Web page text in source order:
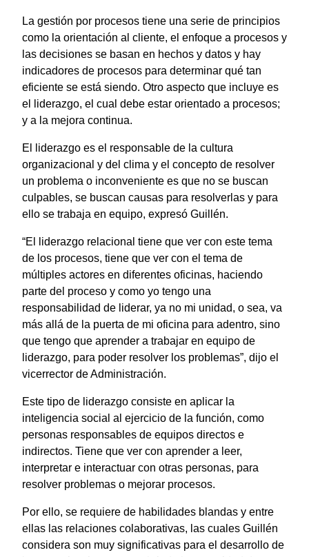
La gestión por procesos tiene una serie de principios
como la orientación al cliente, el enfoque a procesos y
las decisiones se basan en hechos y datos y hay
indicadores de procesos para determinar qué tan
eficiente se está siendo. Otro aspecto que incluye es
el liderazgo, el cual debe estar orientado a procesos;
y a la mejora continua.
El liderazgo es el responsable de la cultura
organizacional y del clima y el concepto de resolver
un problema o inconveniente es que no se buscan
culpables, se buscan causas para resolverlas y para
ello se trabaja en equipo, expresó Guillén.
“El liderazgo relacional tiene que ver con este tema
de los procesos, tiene que ver con el tema de
múltiples actores en diferentes oficinas, haciendo
parte del proceso y como yo tengo una
responsabilidad de liderar, ya no mi unidad, o sea, va
más allá de la puerta de mi oficina para adentro, sino
que tengo que aprender a trabajar en equipo de
liderazgo, para poder resolver los problemas”, dijo el
vicerrector de Administración.
Este tipo de liderazgo consiste en aplicar la
inteligencia social al ejercicio de la función, como
personas responsables de equipos directos e
indirectos. Tiene que ver con aprender a leer,
interpretar e interactuar con otras personas, para
resolver problemas o mejorar procesos.
Por ello, se requiere de habilidades blandas y entre
ellas las relaciones colaborativas, las cuales Guillén
considera son muy significativas para el desarrollo de